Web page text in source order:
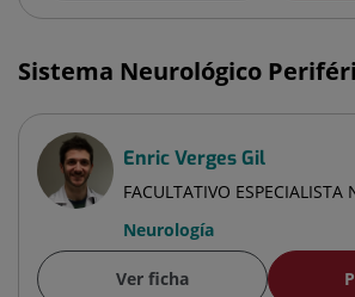
Sistema Neurológico
Enric Verges Gil
FACULTATIVO ESPECIALISTA
Neurología
Ver ficha